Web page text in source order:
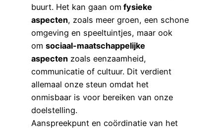
buurt. Het kan gaan om fysieke
aspecten, zoals meer groen, een schone
omgeving en speeltuintjes, maar ook
om sociaal-maatschappelijke
aspectenzoals eenzaamheid,
communicatie of cultuur. Dit verdient
allemaal onze steun omdat het
onmisbaar is voor bereiken van onze
doelstelling.
Aanspreekpunt en coördinatie van het